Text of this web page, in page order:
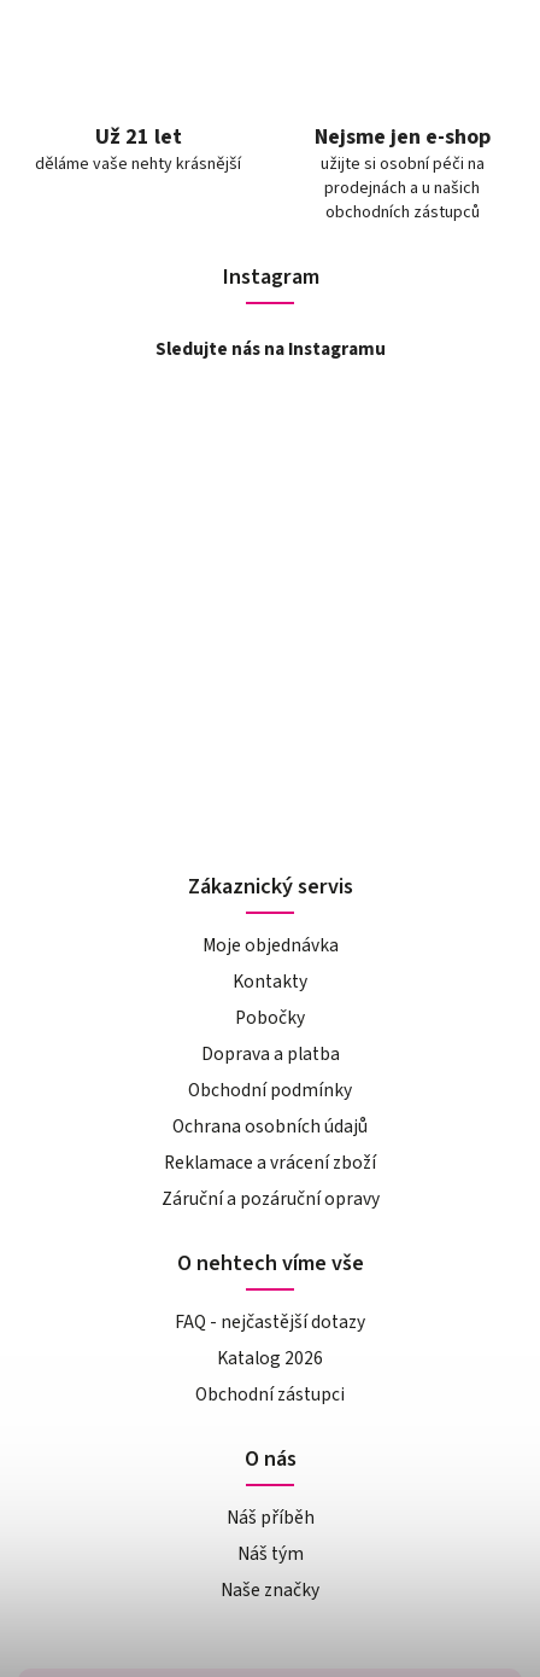
Už 21 let
děláme vaše nehty krásnější
Nejsme jen e-shop
užijte si osobní péči na
prodejnách a u našich
obchodních zástupců
Instagram
Sledujte nás na Instagramu
Zákaznický servis
Moje objednávka
Kontakty
Pobočky
Doprava a platba
Obchodní podmínky
Ochrana osobních údajů
Reklamace a vrácení zboží
Záruční a pozáruční opravy
O nehtech víme vše
FAQ - nejčastější dotazy
Katalog 2026
Obchodní zástupci
O nás
Náš příběh
Náš tým
Naše značky